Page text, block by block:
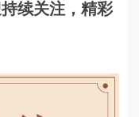
续关注，精彩